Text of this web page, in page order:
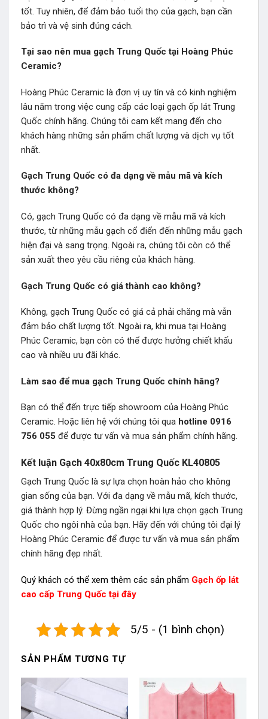
tốt. Tuy nhiên, để đảm bảo tuổi thọ của gạch, bạn cần
bảo trì và vệ sinh đúng cách.
Tại sao nên mua gạch Trung Quốc tại Hoàng Phúc
Ceramic?
Hoàng Phúc Ceramic là đơn vị uy tín và có kinh nghiệm
lâu năm trong việc cung cấp các loại gạch ốp lát Trung
Quốc chính hãng. Chúng tôi cam kết mang đến cho
khách hàng những sản phẩm chất lượng và dịch vụ tốt
nhất.
Gạch Trung Quốc có đa dạng về mẫu mã và kích
thước không?
Có, gạch Trung Quốc có đa dạng về mẫu mã và kích
thước, từ những mẫu gạch cổ điển đến những mẫu gạch
hiện đại và sang trọng. Ngoài ra, chúng tôi còn có thể
sản xuất theo yêu cầu riêng của khách hàng.
Gạch Trung Quốc có giá thành cao không?
Không, gạch Trung Quốc có giá cả phải chăng mà vẫn
đảm bảo chất lượng tốt. Ngoài ra, khi mua tại Hoàng
Phúc Ceramic, bạn còn có thể được hưởng chiết khấu
cao và nhiều ưu đãi khác.
Làm sao để mua gạch Trung Quốc chính hãng?
Bạn có thể đến trực tiếp showroom của Hoàng Phúc
Ceramic. Hoặc liên hệ với chúng tôi qua hotline 0916
756 055 để được tư vấn và mua sản phẩm chính hãng.
Kết luận Gạch 40x80cm Trung Quốc KL40805
Gạch Trung Quốc là sự lựa chọn hoàn hảo cho không
gian sống của bạn. Với đa dạng về mẫu mã, kích thước,
giá thành hợp lý. Đừng ngần ngại khi lựa chọn gạch Trung
Quốc cho ngôi nhà của bạn. Hãy đến với chúng tôi đại lý
Hoàng Phúc Ceramic để được tư vấn và mua sản phẩm
chính hãng đẹp nhất.
Quý khách có thể xem thêm các sản phẩm Gạch ốp lát
cao cấp Trung Quốc tại đây
5/5 - (1 bình chọn)
SẢN PHẨM TƯƠNG TỰ